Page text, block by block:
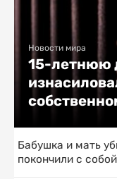
Новости мира
15-летнюю
Бабушка и мать
покончили с собой